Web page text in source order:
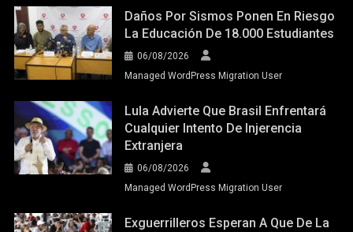
Daños Por Sismos Ponen En Riesgo
La Educación De 18.000 Estudiantes
06/08/2026
Managed WordPress Migration User
Lula Advierte Que Brasil Enfrentará
Cualquier Intento De Injerencia
Extranjera
06/08/2026
Managed WordPress Migration User
Exguerrilleros Esperan A Que De La